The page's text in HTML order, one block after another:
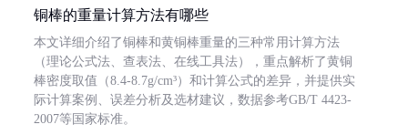
铜棒的重量计算方法有哪些
本文详细介绍了铜棒和黄铜棒重量的三种常用计算方法
（理论公式法、查表法、在线工具法），重点解析了黄铜
棒密度取值（8.4-8.7g/cm³）和计算公式的差异，并提供实
际计算案例、误差分析及选材建议，数据参考GB/T 4423-
2007等国家标准。